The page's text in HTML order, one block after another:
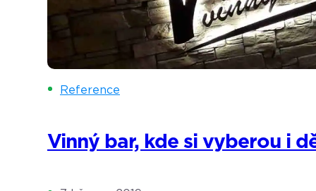
Reference
Vinný bar, kde si vyberou i